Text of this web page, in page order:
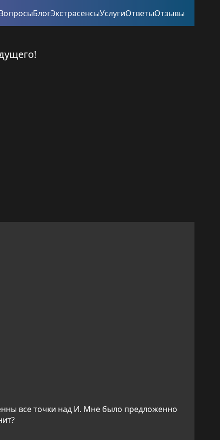
БлогЭкстрасенсыУслугиОтветыОтзывы
все точки над И. Мне было предложенно